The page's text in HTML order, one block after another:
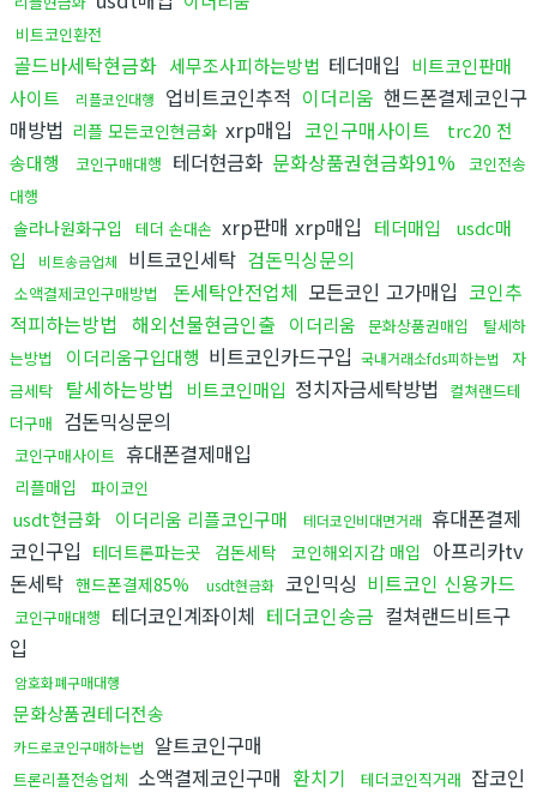
비트코인환전
골드바세탁현금화 세무조사피하는방법 테더매입 비트코인판매
사이트
리플코인대행 업비트코인추적 이더리움 핸드폰결제코인구
매방법 리플 모든코인현금화 xrp매입 코인구매사이트
trc20 전
송대행
코인구매대행 테더현금화 문화상품권현금화91%
코인전송
대행
솔라나원화구입 테더 손대손 xrp판매 xrp매입 테더매입
usdc매
입
비트송금업체 비트코인세탁 검돈믹싱문의
소액결제코인구매방법 돈세탁안전업체 모든코인 고가매입 코인추
적피하는방법
해외선물현금인출 이더리움 문화상품권매입
탈세하
는방법
이더리움구입대행 비트코인카드구입 국내거래소fds피하는법
자
금세탁
탈세하는방법 비트코인매입 정치자금세탁방법 컬쳐랜드테
더구매 검돈믹싱문의
코인구매사이트 휴대폰결제매입
리플매입 파이코인
usdt현금화 이더리움 리플코인구매 테더코인비대면거래 휴대폰결제
코인구입 테더트론파는곳 검돈세탁 코인해외지갑 매입
아프리카tv
돈세탁 핸드폰결제85% usdt현금화 코인믹싱 비트코인 신용카드
코인구매대행 테더코인계좌이체 테더코인송금 컬쳐랜드비트구
입
암호화폐구매대행
문화상품권테더전송
카드로코인구매하는법 알트코인구매
트론리플전송업체 소액결제코인구매 환치기 테더코인직거래 잡코인